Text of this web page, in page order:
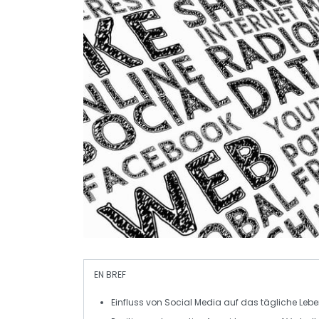
EN BREF
Einfluss von Social Media auf das tägliche